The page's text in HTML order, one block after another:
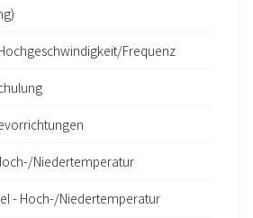
Frequenz
Niedertemperatur
- Hoch-/Niedertemperatur